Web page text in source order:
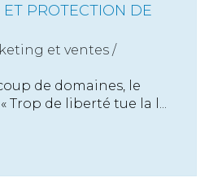
PROTECTION DE
et ventes /
de domaines, le
Trop de liberté tue la l...